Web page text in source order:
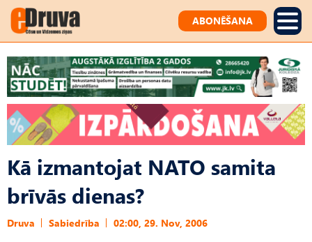
ABONĒŠANA
Kā izmantojat NATO samita
brīvās dienas?
Druva Sabiedrība 02:00, 29. Nov, 2006